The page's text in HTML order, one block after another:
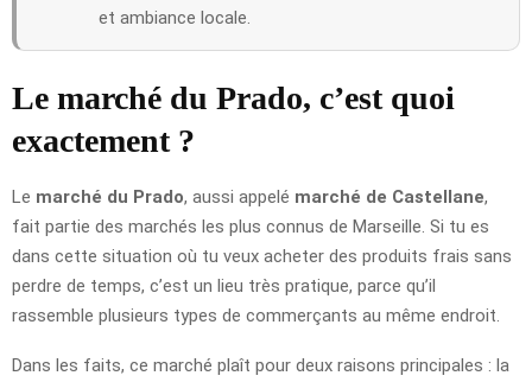
et ambiance locale.
Le marché du Prado, c’est quoi
exactement ?
Le marché du Prado, aussi appelé marché de Castellane,
fait partie des marchés les plus connus de Marseille. Si tu es
dans cette situation où tu veux acheter des produits frais sans
perdre de temps, c’est un lieu très pratique, parce qu’il
rassemble plusieurs types de commerçants au même endroit.
Dans les faits, ce marché plaît pour deux raisons principales : la